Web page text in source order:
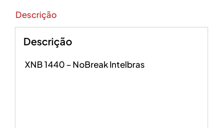
Descrição
Descrição
XNB 1440 – NoBreak Intelbras